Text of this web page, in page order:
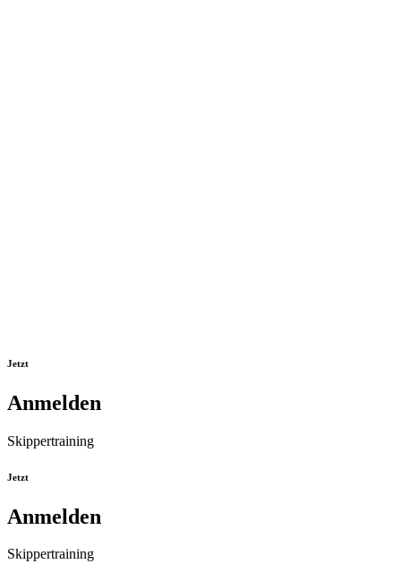
Jetzt
Anmelden
Skippertraining
Jetzt
Anmelden
Skippertraining